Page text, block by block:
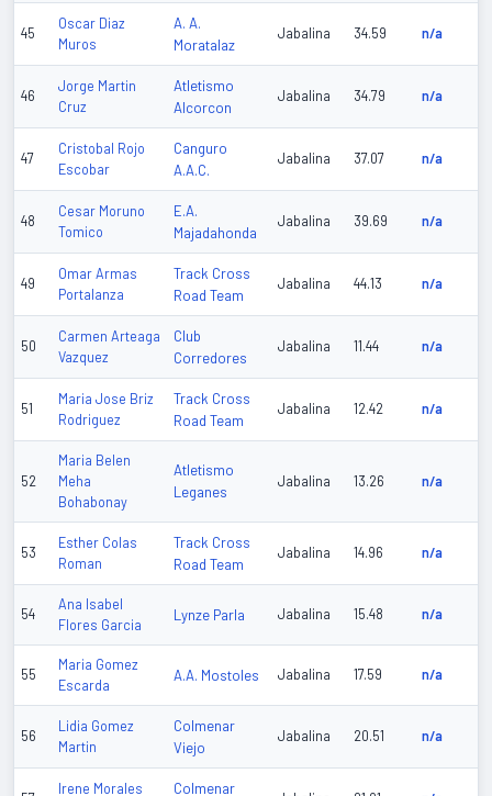
45
Oscar Diaz
Muros
A. A.
Moratalaz
Jabalina 34.59 n/a
46
Jorge Martin
Cruz
Atletismo
Alcorcon
Jabalina 34.79 n/a
47
Cristobal Rojo
Escobar
Canguro
A.A.C.
Jabalina 37.07 n/a
48
Cesar Moruno
Tomico
E.A.
Majadahonda
Jabalina 39.69 n/a
49
Omar Armas
Portalanza
Track Cross
Road Team
Jabalina 44.13 n/a
50
Carmen Arteaga
Vazquez
Club
Corredores
Jabalina 11.44 n/a
51
Maria Jose Briz
Rodriguez
Track Cross
Road Team
Jabalina 12.42 n/a
52
Maria Belen
Meha
Bohabonay
Atletismo
Leganes
Jabalina 13.26 n/a
53
Esther Colas
Roman
Track Cross
Road Team
Jabalina 14.96 n/a
54
Ana Isabel
Flores Garcia
Lynze Parla Jabalina 15.48 n/a
55
Maria Gomez
Escarda
A.A. Mostoles Jabalina 17.59 n/a
56
Lidia Gomez
Martin
Colmenar
Viejo
Jabalina 20.51 n/a
Irene Morales
Colmenar